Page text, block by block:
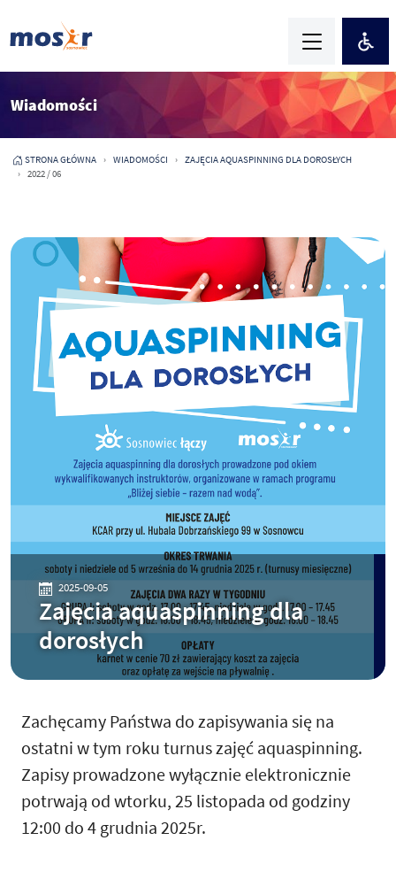
Wiadomości
STRONA GŁÓWNA WIADOMOŚCI
ZAJĘCIA AQUASPINNING DLA DOROSŁYCH
2022 / 06
2025-09-05
Zajęcia aquaspinning dla
dorosłych
Zachęcamy Państwa do zapisywania się na
ostatni w tym roku turnus zajęć aquaspinning.
Zapisy prowadzone wyłącznie elektronicznie
potrwają od wtorku, 25 listopada od godziny
12:00 do 4 grudnia 2025r.